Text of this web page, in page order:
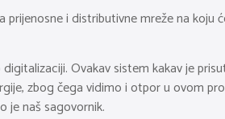
i distributivne mreže na koju
Ovakav sistem kakav je
zbog čega vidimo i otpor u ovom
je naš sagovornik.